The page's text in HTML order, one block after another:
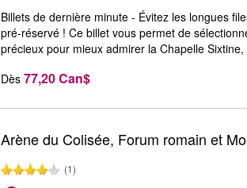
Billets de dernière minute - Évitez les longues
pré-réservé ! Ce billet vous permet de
précieux pour mieux admirer la Chapelle
Dès 77,20 Can$
Arène du Colisée, Forum romain et
(1)